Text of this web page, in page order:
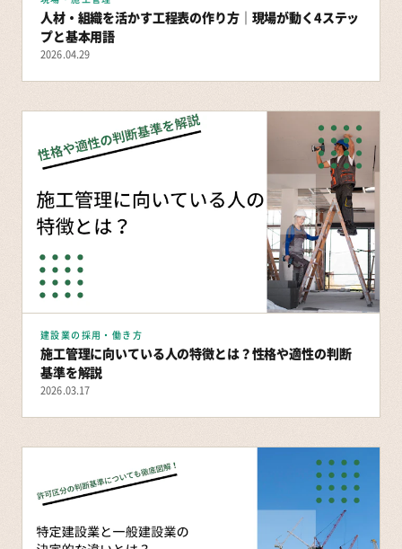
人材・組織を活かす工程表の作り方｜現場が動く4ステッ
プと基本用語
2026.04.29
建設業の採用・働き方
施工管理に向いている人の特徴とは？性格や適性の判断
基準を解説
2026.03.17